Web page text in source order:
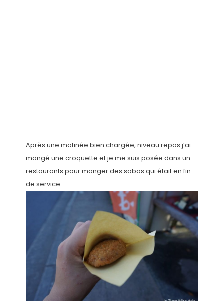
Après une matinée bien chargée, niveau repas j’ai
mangé une croquette et je me suis posée dans un
restaurants pour manger des sobas qui était en fin
de service.